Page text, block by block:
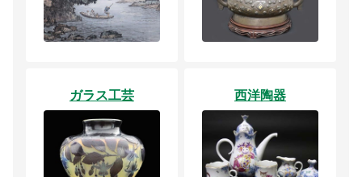
ガラス工芸 西洋陶器